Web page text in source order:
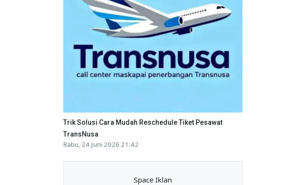
Trik Solusi Cara Mudah Reschedule Tiket Pesawat
TransNusa
Rabu, 24 Juni 2026 21:42
Space Iklan